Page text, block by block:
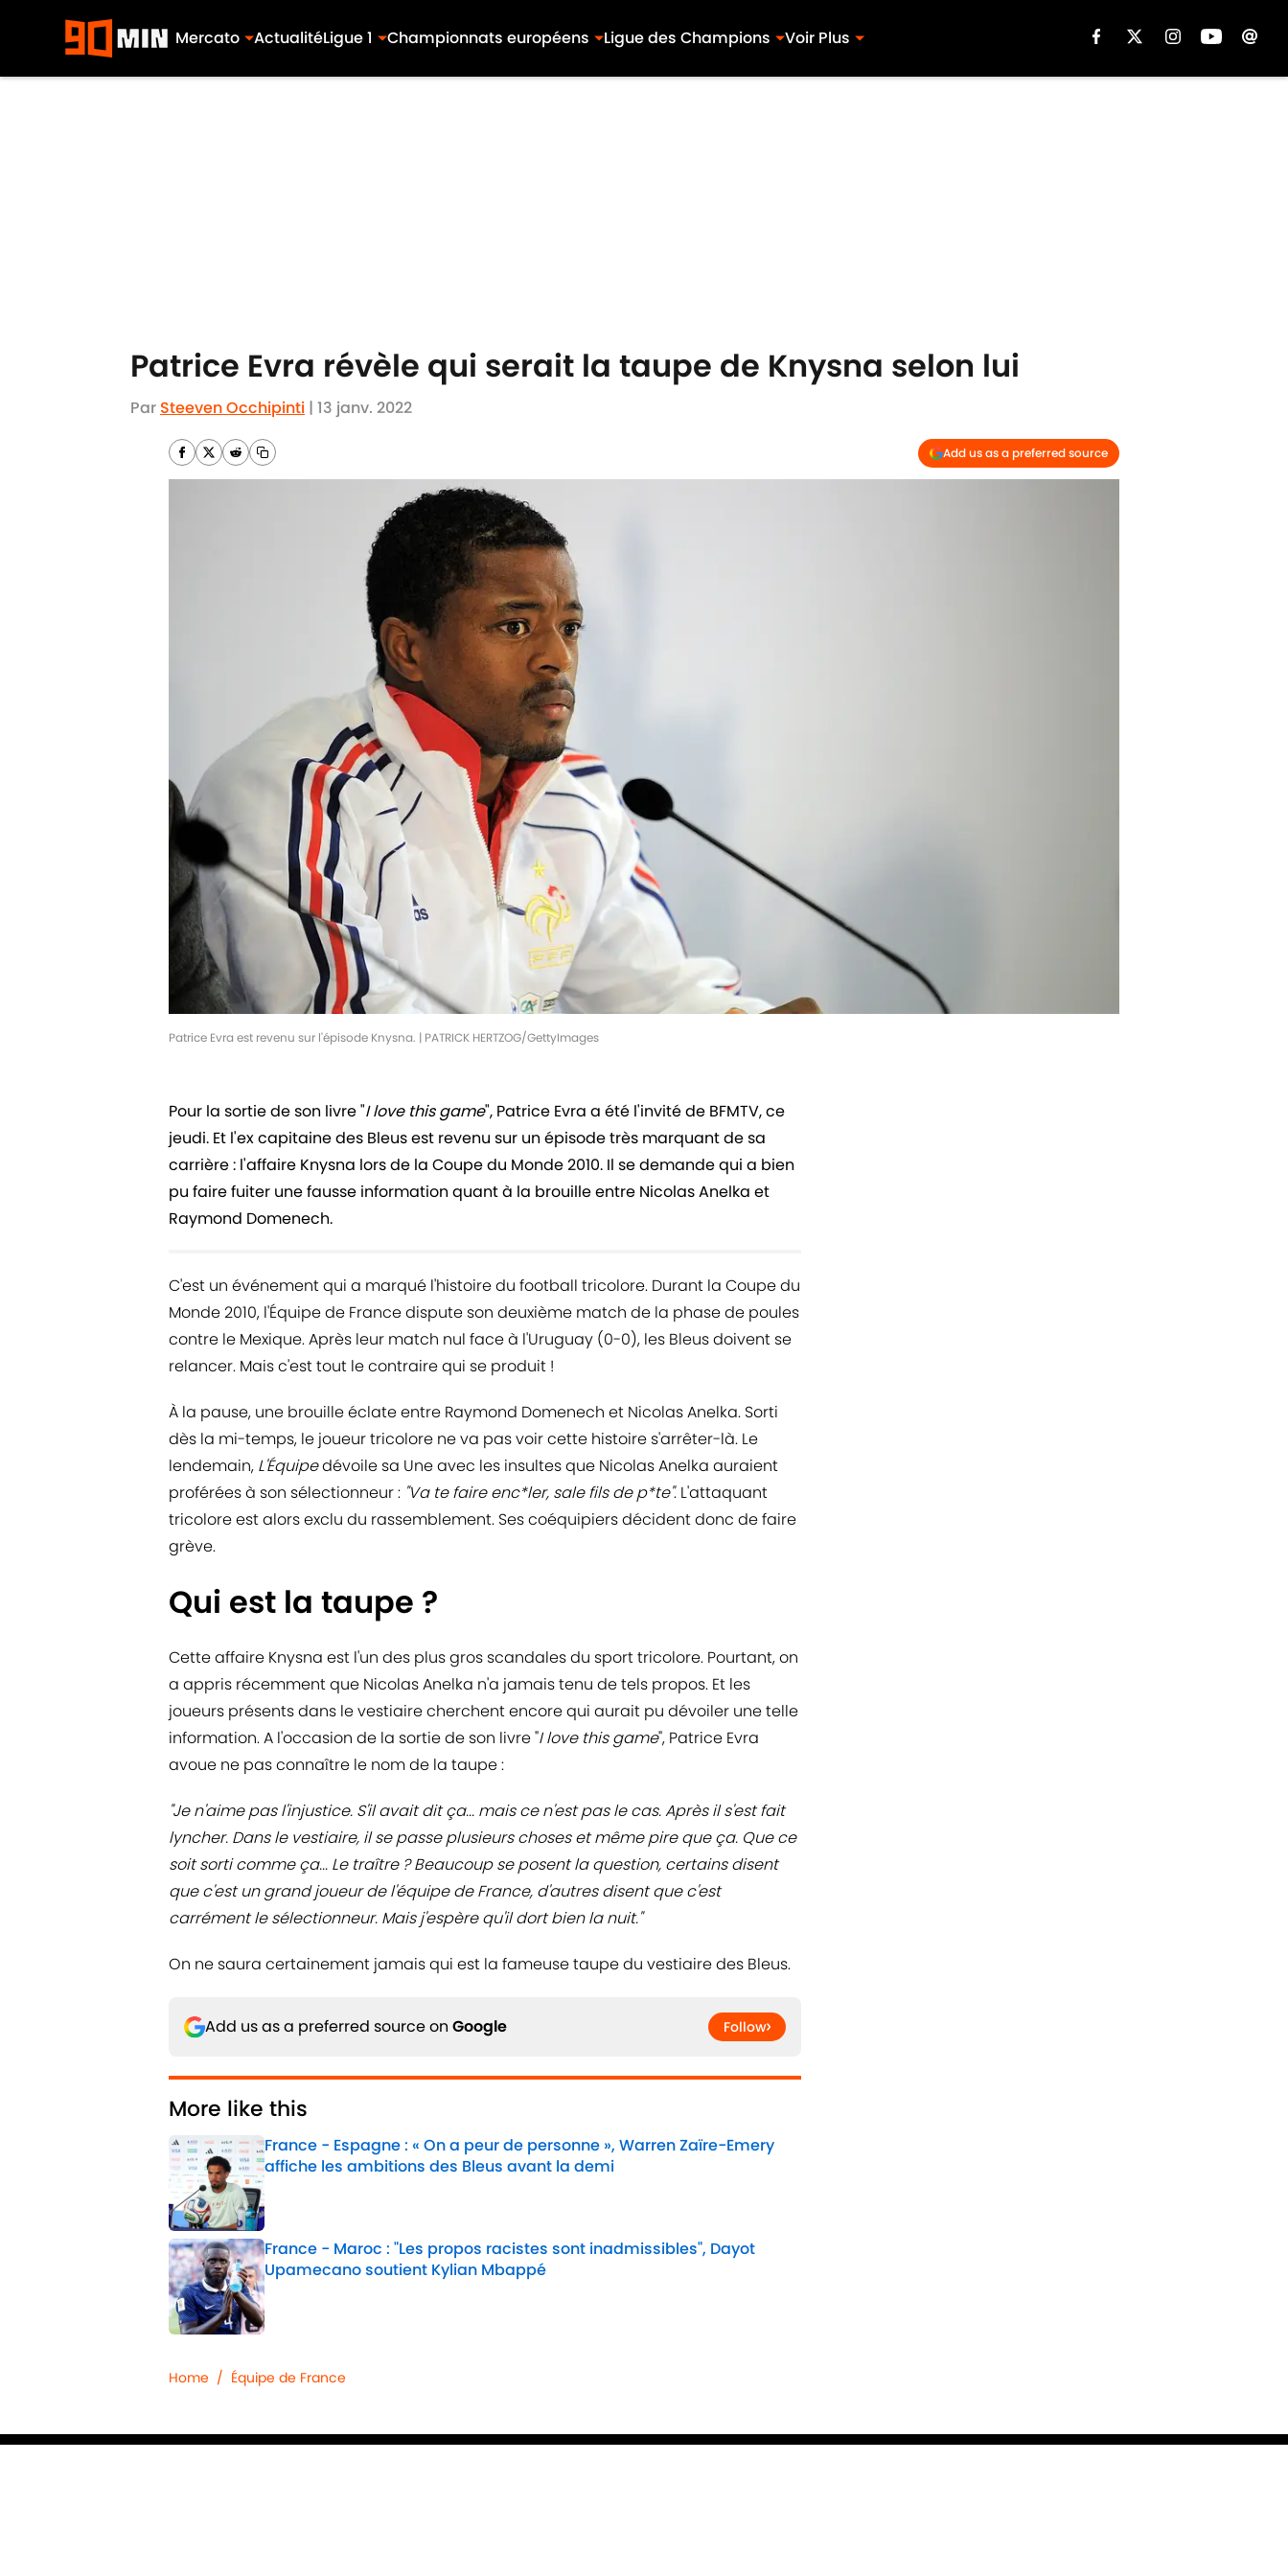
Mercato ActualitéLigue 1 Championnats européens Ligue des Champions Voir Plus
Patrice Evra révèle qui serait la taupe de Knysna selon lui
Par Steeven Occhipinti | 13 janv. 2022
Add us as a preferred source
Patrice Evra est revenu sur l'épisode Knysna. | PATRICK HERTZOG/GettyImages
Pour la sortie de son livre "I love this game", Patrice Evra a été l'invité de BFMTV, ce
jeudi. Et l'ex capitaine des Bleus est revenu sur un épisode très marquant de sa
carrière : l'affaire Knysna lors de la Coupe du Monde 2010. Il se demande qui a bien
pu faire fuiter une fausse information quant à la brouille entre Nicolas Anelka et
Raymond Domenech.
C'est un événement qui a marqué l'histoire du football tricolore. Durant la Coupe du
Monde 2010, l'Équipe de France dispute son deuxième match de la phase de poules
contre le Mexique. Après leur match nul face à l'Uruguay (0-0), les Bleus doivent se
relancer. Mais c'est tout le contraire qui se produit !
À la pause, une brouille éclate entre Raymond Domenech et Nicolas Anelka. Sorti
dès la mi-temps, le joueur tricolore ne va pas voir cette histoire s'arrêter-là. Le
lendemain, L'Équipedévoile sa Une avec les insultes que Nicolas Anelka auraient
proférées à son sélectionneur : "Va te faire enc*ler, sale fils de p*te". L'attaquant
tricolore est alors exclu du rassemblement. Ses coéquipiers décident donc de faire
grève.
Qui est la taupe ?
Cette affaire Knysna est l'un des plus gros scandales du sport tricolore. Pourtant, on
a appris récemment que Nicolas Anelka n'a jamais tenu de tels propos. Et les
joueurs présents dans le vestiaire cherchent encore qui aurait pu dévoiler une telle
information. A l'occasion de la sortie de son livre "I love this game", Patrice Evra
avoue ne pas connaître le nom de la taupe :
"Je n'aime pas l'injustice. S'il avait dit ça... mais ce n'est pas le cas. Après il s'est fait
lyncher. Dans le vestiaire, il se passe plusieurs choses et même pire que ça. Que ce
soit sorti comme ça... Le traître ? Beaucoup se posent la question, certains disent
que c'est un grand joueur de l'équipe de France, d'autres disent que c'est
carrément le sélectionneur. Mais j'espère qu'il dort bien la nuit."
On ne saura certainement jamais qui est la fameuse taupe du vestiaire des Bleus.
Add us as a preferred source on Google Follow
More like this
France - Espagne : « On a peur de personne », Warren Zaïre-Emery
affiche les ambitions des Bleus avant la demi
France - Maroc : "Les propos racistes sont inadmissibles", Dayot
Upamecano soutient Kylian Mbappé
Published by on Invalid Date
Home / Équipe de France